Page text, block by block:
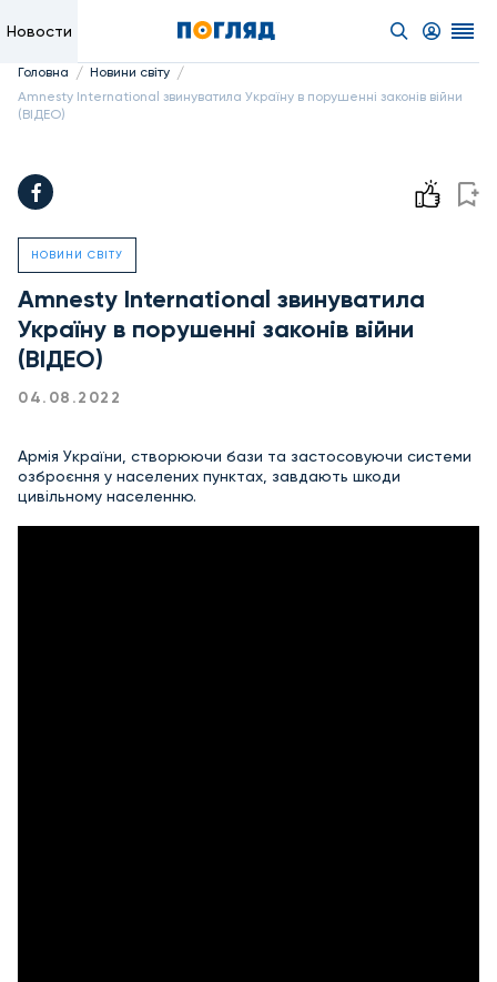
Новости
Головна / Новини світу /
Amnesty International звинуватила Україну в порушенні законів війни
(ВІДЕО)
НОВИНИ СВІТУ
Amnesty International звинуватила
Україну в порушенні законів війни
(ВІДЕО)
04.08.2022
Армія України, створюючи бази та застосовуючи системи
озброєння у населених пунктах, завдають шкоди
цивільному населенню.